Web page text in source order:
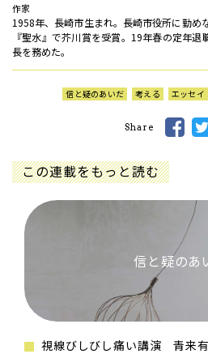
作家
1958年、長崎市生まれ。長崎市役所に勤め
『聖水』で芥川賞を受賞。19年春の定年
長を務めた。
信と疑のあいだ 考える エッセイ
Share
この連載をもっと読む
信と疑のあ
視線びしびし痛い講演 青来